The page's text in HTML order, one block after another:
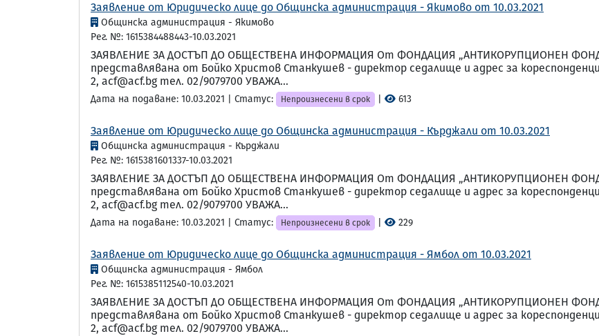
Заявление от Юридическо лице до Общинска администрация - Якимово от 10.03.2021
Общинска администрация - Якимово
Рег. №: 1615384488443-10.03.2021
ЗАЯВЛЕНИЕ ЗА ДОСТЪП ДО ОБЩЕСТВЕНА ИНФОРМАЦИЯ От ФОНДАЦИЯ „АНТИКОРУПЦИОНЕН ФОНД“
представлявана от Бойко Христов Станкушев - директор седалище и адрес за
2, acf@acf.bg тел. 02/9079700 УВАЖА...
Дата на подаване: 10.03.2021 | Статус: Непроизнесени в срок 613
Заявление от Юридическо лице до Общинска администрация - Кърджали от 10.03.2021
Общинска администрация - Кърджали
Рег. №: 1615381601337-10.03.2021
ЗАЯВЛЕНИЕ ЗА ДОСТЪП ДО ОБЩЕСТВЕНА ИНФОРМАЦИЯ От ФОНДАЦИЯ „АНТИКОРУПЦИОНЕН ФОНД“
представлявана от Бойко Христов Станкушев - директор седалище и адрес за
2, acf@acf.bg тел. 02/9079700 УВАЖА...
Дата на подаване: 10.03.2021 | Статус: Непроизнесени в срок 229
Заявление от Юридическо лице до Общинска администрация - Ямбол от 10.03.2021
Общинска администрация - Ямбол
Рег. №: 1615385112540-10.03.2021
ЗАЯВЛЕНИЕ ЗА ДОСТЪП ДО ОБЩЕСТВЕНА ИНФОРМАЦИЯ От ФОНДАЦИЯ „АНТИКОРУПЦИОНЕН ФОНД“
представлявана от Бойко Христов Станкушев - директор седалище и адрес за
2, acf@acf.bg тел. 02/9079700 УВАЖА...